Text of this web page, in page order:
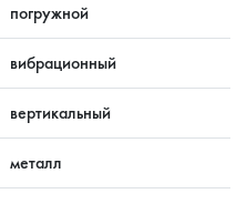
погружной
вибрационный
вертикальный
металл